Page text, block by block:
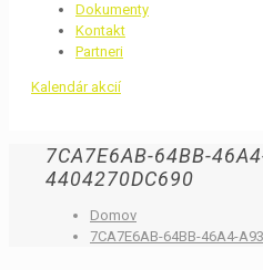
Dokumenty
Kontakt
Partneri
Kalendár akcií
7CA7E6AB-64BB-
4404270DC690
Domov
7CA7E6AB-64BB-46A4-